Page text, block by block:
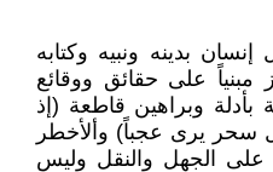
بدينه ونبيه وكتابه
على حقائق ووقائع
وبراهين قاطعة (إذ
سحر يرى عجباً) وألأخطر
على الجهل والنقل وليس